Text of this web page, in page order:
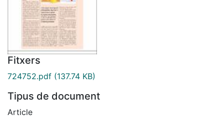
Fitxers
724752.pdf (137.74 KB)
Tipus de document
Article